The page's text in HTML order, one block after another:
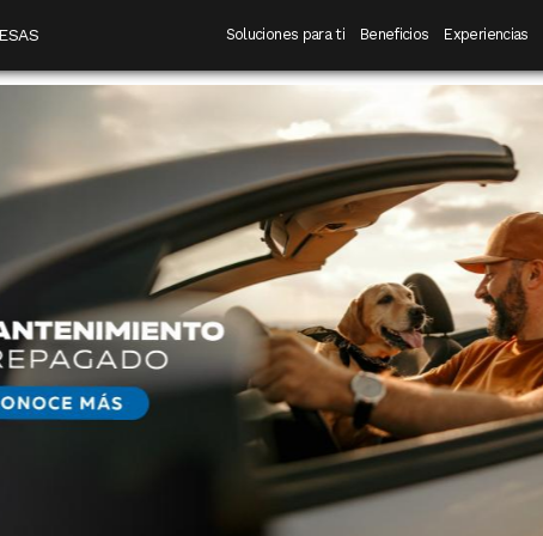
Navegación principal
Soluciones para ti Beneficios Experiencias